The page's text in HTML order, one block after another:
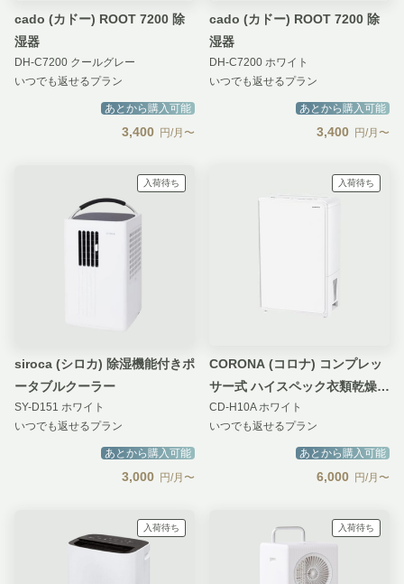
cado (カドー) ROOT 7200 除
湿器
DH-C7200 クールグレー
いつでも返せるプラン
あとから購入可能
3,400 円/月〜
cado (カドー) ROOT 7200 除
湿器
DH-C7200 ホワイト
いつでも返せるプラン
あとから購入可能
3,400 円/月〜
入荷待ち
siroca (シロカ) 除湿機能付きポ
ータブルクーラー
SY-D151 ホワイト
いつでも返せるプラン
あとから購入可能
3,000 円/月〜
入荷待ち
CORONA (コロナ) コンプレッ
サー式 ハイスペック衣類乾燥除
湿機 10L
CD-H10A ホワイト
いつでも返せるプラン
あとから購入可能
6,000 円/月〜
入荷待ち 入荷待ち